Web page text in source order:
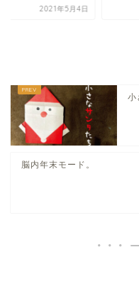
2021年5月4日
小
脳内年末モード。